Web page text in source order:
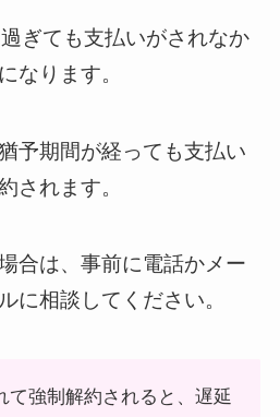
ぎても支払いがされなか
なります。
予期間が経っても支払い
されます。
合は、事前に電話かメー
に相談してください。
て強制解約されると、遅延